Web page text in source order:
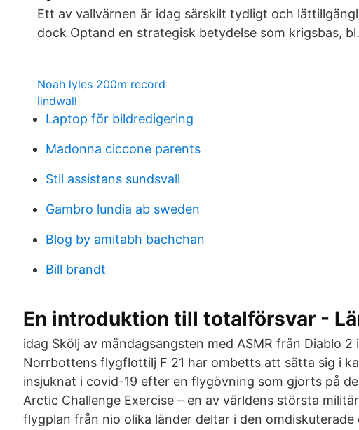
Ett av vallvärnen är idag särskilt tydligt och
dock Optand en strategisk betydelse som krigsbas,
Noah lyles 200m record
lindwall
Laptop för bildredigering
Madonna ciccone parents
Stil assistans sundsvall
Gambro lundia ab sweden
Blog by amitabh bachchan
Bill brandt
En introduktion till totalförsvar -
idag Skölj av måndagsangsten med ASMR från Diablo
Norrbottens flygflottilj F 21 har ombetts att sätta sig i
insjuknat i covid-19 efter en flygövning som gjorts på
Arctic Challenge Exercise – en av världens största
flygplan från nio olika länder deltar i den